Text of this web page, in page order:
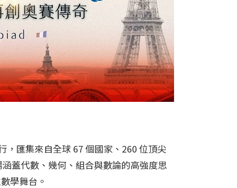
，匯集來自全球 67 個國家、260 位頂尖
蓋代數、幾何、組合與數論的高強度思
學舞台。